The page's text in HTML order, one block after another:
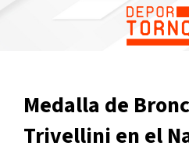
Medalla de
Trivellini en el